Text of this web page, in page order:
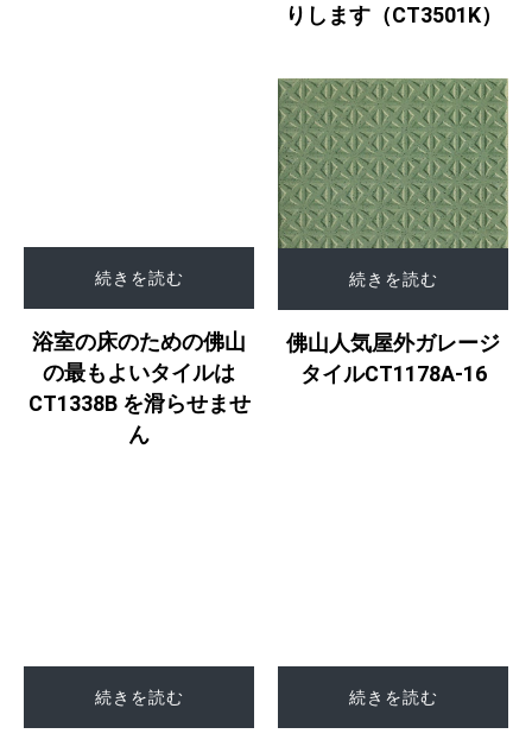
りします（CT3501K）
続きを読む
浴室の床のための佛山
の最もよいタイルは
CT1338B を滑らせませ
ん
続きを読む
佛山人気屋外ガレージ
タイルCT1178A-16
続きを読む 続きを読む